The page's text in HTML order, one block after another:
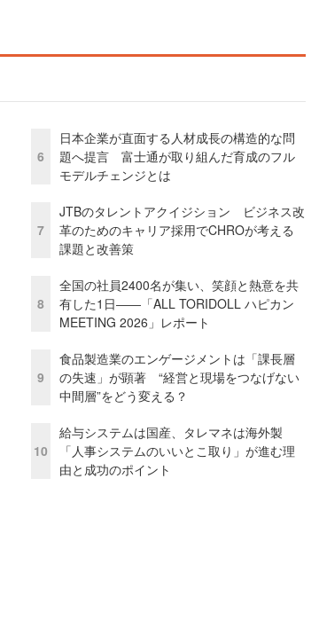
6
日本企業が直面する人材成長の構造的な問
題へ提言 富士通が取り組んだ育成のフル
モデルチェンジとは
7
JTBのタレントアクイジション ビジネス改
革のためのキャリア採用でCHROが考える
課題と改善策
8
全国の社員2400名が集い、笑顔と熱意を共
有した1日――「ALL TORIDOLL ハピカン
MEETING 2026」レポート
9
食品製造業のエンゲージメントは「課長層
の失速」が顕著 “経営と現場をつなげない
中間層”をどう変える？
10
給与システムは国産、タレマネは海外製
「人事システムのいいとこ取り」が進む理
由と成功のポイント